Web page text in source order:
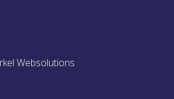
Websolutions